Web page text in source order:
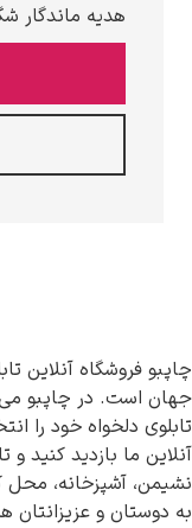
هدیه ماندگار
چاپبو فروشگاه آنلاین
جهان است. در چاپبو
تابلوی دلخواه خود را
آنلاین ما بازدید کنید
نشیمن، آشپزخانه، محل
به دوستان و عزیزانتان